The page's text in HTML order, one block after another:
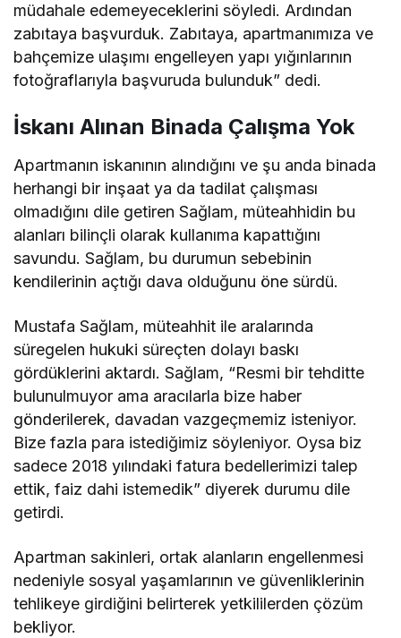
müdahale edemeyeceklerini söyledi. Ardından
zabıtaya başvurduk. Zabıtaya, apartmanımıza ve
bahçemize ulaşımı engelleyen yapı yığınlarının
fotoğraflarıyla başvuruda bulunduk” dedi.
İskanı Alınan Binada Çalışma Yok
Apartmanın iskanının alındığını ve şu anda binada
herhangi bir inşaat ya da tadilat çalışması
olmadığını dile getiren Sağlam, müteahhidin bu
alanları bilinçli olarak kullanıma kapattığını
savundu. Sağlam, bu durumun sebebinin
kendilerinin açtığı dava olduğunu öne sürdü.
Mustafa Sağlam, müteahhit ile aralarında
süregelen hukuki süreçten dolayı baskı
gördüklerini aktardı. Sağlam, “Resmi bir tehditte
bulunulmuyor ama aracılarla bize haber
gönderilerek, davadan vazgeçmemiz isteniyor.
Bize fazla para istediğimiz söyleniyor. Oysa biz
sadece 2018 yılındaki fatura bedellerimizi talep
ettik, faiz dahi istemedik” diyerek durumu dile
getirdi.
Apartman sakinleri, ortak alanların engellenmesi
nedeniyle sosyal yaşamlarının ve güvenliklerinin
tehlikeye girdiğini belirterek yetkililerden çözüm
bekliyor.